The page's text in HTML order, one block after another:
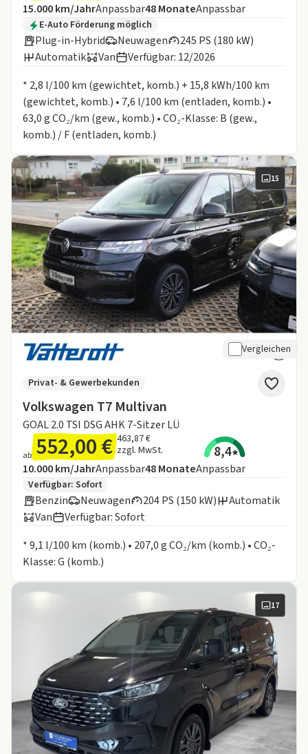
Angebotsdetails:
Inklusive Laufleistung
15.000 km/JahrAnpassbarLaufzeit
48MonateAnpassbar
Zusätzliche Fahrzeuginformationen:
E-Auto Förderung möglich
Plug-in-Hybrid Neuwagen
245 PS (180 kW)
Automatik
Van
Verfügbar: 12/2026
* 2,8 l/100 km (gewichtet, komb.) + 15,8 kWh/100 km
(gewichtet, komb.) • 7,6 l/100 km (entladen, komb.) •
63,0 g CO₂/km (gew., komb.) • CO₂-Klasse: B (gew.,
komb.) / F (entladen, komb.)
15
Vergleichen
Volkswagen T7 Multivan
GOAL 2.0 TSI DSG AHK 7-Sitzer LÜ
Privat- & Gewerbekunden
ab 552,00 € 463,87 €
zzgl. MwSt.
8,4
Angebotsdetails:
Inklusive Laufleistung
10.000 km/JahrAnpassbarLaufzeit
48MonateAnpassbar
Zusätzliche Fahrzeuginformationen:
Verfügbar: Sofort
Benzin Neuwagen 204 PS (150 kW)
Automatik
Van
Verfügbar: Sofort
* 9,1 l/100 km (komb.) • 207,0 g CO₂/km (komb.) • CO₂-
Klasse: G (komb.)
17